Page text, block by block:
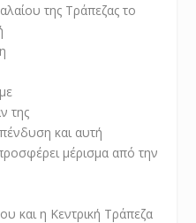
της Τράπεζας το
της
και αυτή
μέρισμα από την
και η Κεντρική Τράπεζα